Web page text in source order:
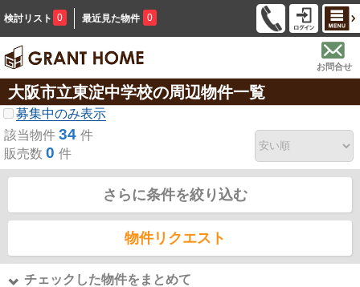
検討リスト 0 最近見た物件 0
お問合せ
大阪市立東淀中学校の周辺物件一覧
募集中のみ表示
該当物件 34 件
販売数 0 件
さらに条件を絞り込む
物件リクエスト
チェックした物件をまとめて